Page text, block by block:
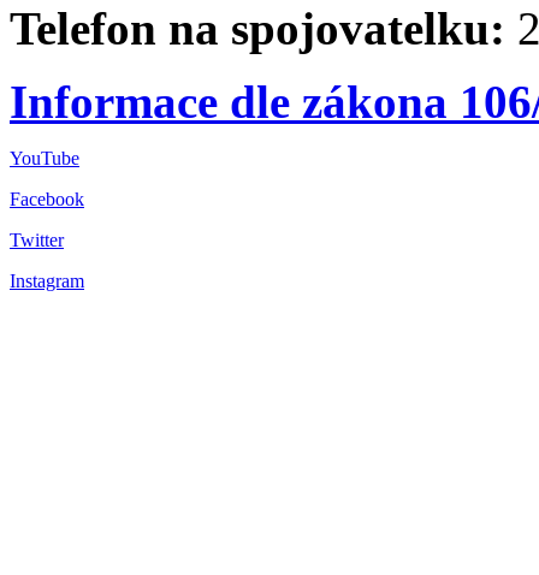
Telefon na spojovatelku:
Informace dle zákona
YouTube
Facebook
Twitter
Instagram